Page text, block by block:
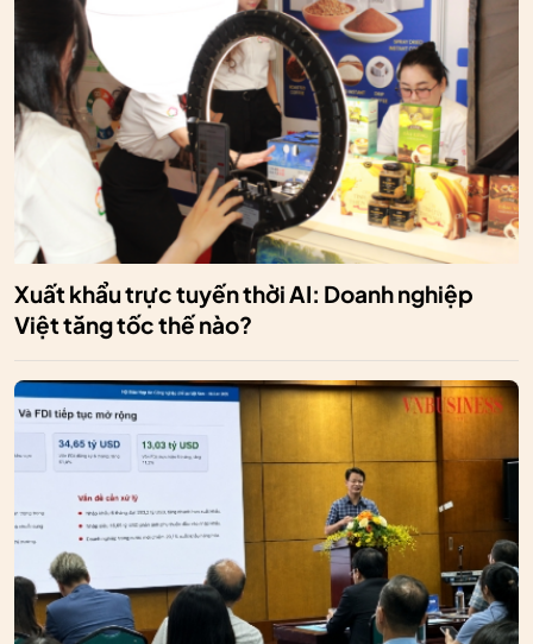
Xuất khẩu trực tuyến thời AI: Doanh nghiệp
Việt tăng tốc thế nào?